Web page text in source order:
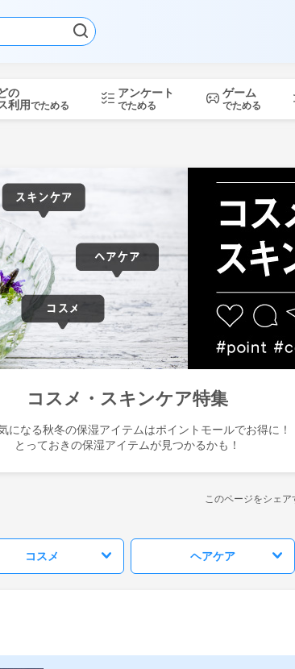
の
利用でためる
アンケート
でためる
ゲーム
でためる
コスメ・スキンケア特集
になる秋冬の保湿アイテムはポイントモールでお得に！
とっておきの保湿アイテムが見つかるかも！
このページをシェア
コスメ ヘアケア